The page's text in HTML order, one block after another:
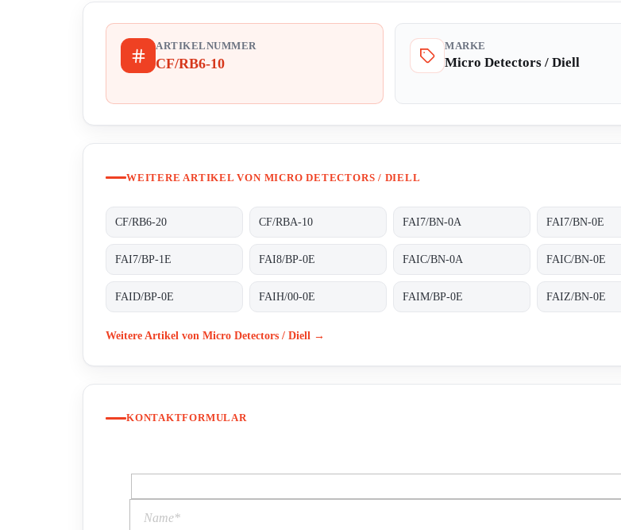
ARTIKELNUMMER
CF/RB6-10
MARKE
Micro Detectors / Diell
WEITERE ARTIKEL VON MICRO DETECTORS / DIELL
CF/RB6-20 CF/RBA-10 FAI7/BN-0A FAI7/BN-0E
FAI7/BP-1E FAI8/BP-0E FAIC/BN-0A FAIC/BN-0E
FAID/BP-0E FAIH/00-0E FAIM/BP-0E FAIZ/BN-0E
Weitere Artikel von Micro Detectors / Diell →
KONTAKTFORMULAR